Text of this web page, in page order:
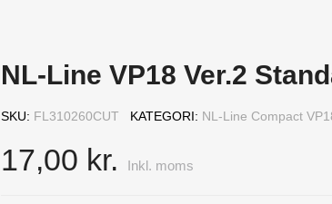
NL-Line VP18 Ver.2
SKU FL310260CUT KATEGORI NL-Line Compact
17,00 kr. Inkl. moms